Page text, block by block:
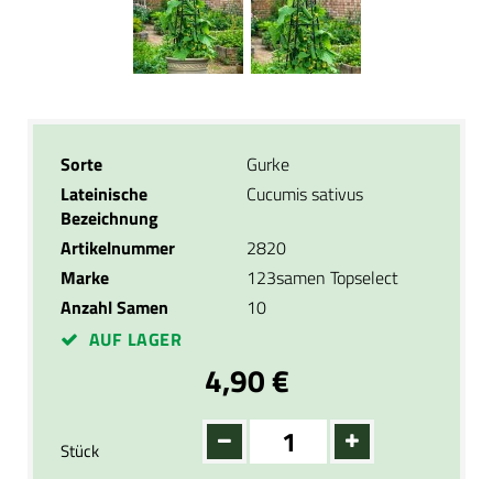
Sorte
Gurke
Lateinische
Bezeichnung
Cucumis sativus
Artikelnummer
2820
Marke
123samen Topselect
Anzahl Samen
10
AUF LAGER
4,90 €
Stück